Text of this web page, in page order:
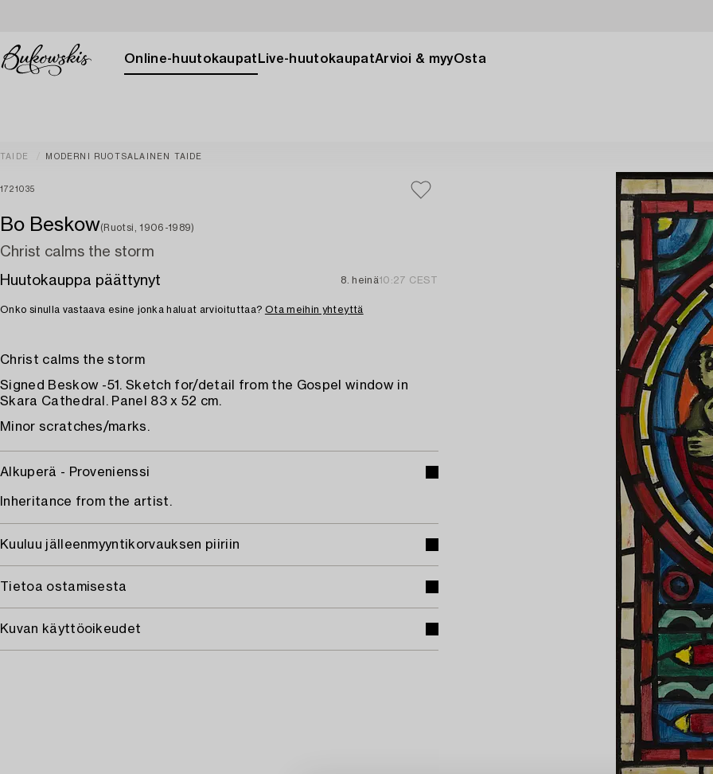
Online-huutokaupat Live-huutokaupatArvioi & myyOsta
TAIDE MODERNI RUOTSALAINEN TAIDE
1721035
Bo Beskow(Ruotsi, 1906-1989)
Christ calms the storm
Huutokauppa päättynyt
8. heinä10:27 CEST
Onko sinulla vastaava esine jonka haluat arvioituttaa? Ota meihin yhteyttä
Christ calms the storm
Signed Beskow -51. Sketch for/detail from the Gospel window in
Skara Cathedral. Panel 83 x 52 cm.
Minor scratches/marks.
Alkuperä - Provenienssi
Inheritance from the artist.
Kuuluu jälleenmyyntikorvauksen piiriin
Tietoa ostamisesta
Kuvan käyttöoikeudet